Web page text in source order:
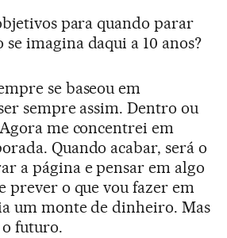
para quando parar
imagina daqui a 10 anos?
se baseou em
sempre assim. Dentro ou
me concentrei em
Quando acabar, será o
a página e pensar em algo
prever o que vou fazer em
um monte de dinheiro. Mas
futuro.